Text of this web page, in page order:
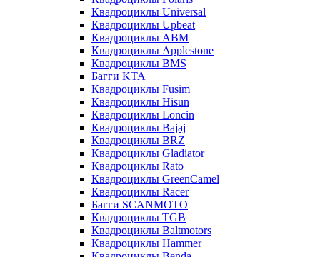
Квадроциклы Universal
Квадроциклы Upbeat
Квадроциклы ABM
Квадроциклы Applestone
Квадроциклы BMS
Багги KTA
Квадроциклы Fusim
Квадроциклы Hisun
Квадроциклы Loncin
Квадроциклы Bajaj
Квадроциклы BRZ
Квадроциклы Gladiator
Квадроциклы Rato
Квадроциклы GreenCamel
Квадроциклы Racer
Багги SCANMOTO
Квадроциклы TGB
Квадроциклы Baltmotors
Квадроциклы Hammer